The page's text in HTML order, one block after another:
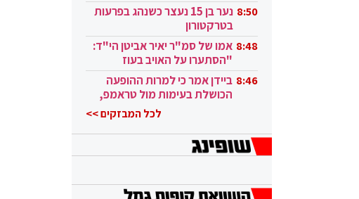
8:50
נער בן 15 נעצר כשנהג בפרעות
בטרקטורון
8:48 אמו של סמ"ר יאיר אביטן הי"ד:
"הסתערו על האויב בעוז
ובגבורה" 8:46 ביידן אמר כי למרות ההופעה
הכושלת בעימות מול טראמפ,
לכל המבזקים >>